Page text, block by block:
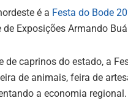
é a Festa do Bode
Exposições Armando
caprinos do estado, a
de animais, feira de
a economia regional.